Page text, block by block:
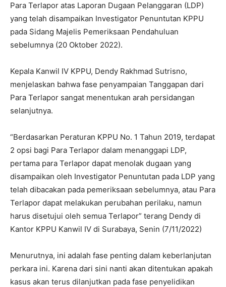
Para Terlapor atas Laporan Dugaan Pelanggaran (LDP)
yang telah disampaikan Investigator Penuntutan KPPU
pada Sidang Majelis Pemeriksaan Pendahuluan
sebelumnya (20 Oktober 2022).
Kepala Kanwil IV KPPU, Dendy Rakhmad Sutrisno,
menjelaskan bahwa fase penyampaian Tanggapan dari
Para Terlapor sangat menentukan arah persidangan
selanjutnya.
“Berdasarkan Peraturan KPPU No. 1 Tahun 2019, terdapat
2 opsi bagi Para Terlapor dalam menanggapi LDP,
pertama para Terlapor dapat menolak dugaan yang
disampaikan oleh Investigator Penuntutan pada LDP yang
telah dibacakan pada pemeriksaan sebelumnya, atau Para
Terlapor dapat melakukan perubahan perilaku, namun
harus disetujui oleh semua Terlapor” terang Dendy di
Kantor KPPU Kanwil IV di Surabaya, Senin (7/11/2022)
Menurutnya, ini adalah fase penting dalam keberlanjutan
perkara ini. Karena dari sini nanti akan ditentukan apakah
kasus akan terus dilanjutkan pada fase penyelidikan